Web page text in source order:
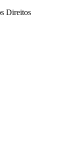
Direitos